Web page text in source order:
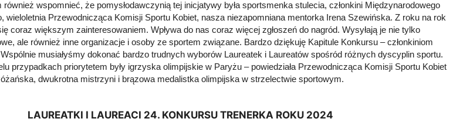
również wspomnieć, że pomysłodawczynią tej inicjatywy była sportsmenka stulecia, członkini Międzynarodowego
wieloletnia Przewodnicząca Komisji Sportu Kobiet, nasza niezapomniana mentorka Irena Szewińska. Z roku na rok
coraz większym zainteresowaniem. Wpływa do nas coraz więcej zgłoszeń do nagród. Wysyłają je nie tylko
ale również inne organizacje i osoby ze sportem związane. Bardzo dziękuję Kapitule Konkursu – członkiniom
musiałyśmy dokonać bardzo trudnych wyborów Laureatek i Laureatów spośród różnych dyscyplin sportu.
przypadkach priorytetem były igrzyska olimpijskie w Paryżu – powiedziała Przewodnicząca Komisji Sportu Kobiet
dwukrotna mistrzyni i brązowa medalistka olimpijska w strzelectwie sportowym.
LAUREATKI I LAUREACI 24. KONKURSU TRENERKA ROKU 2024